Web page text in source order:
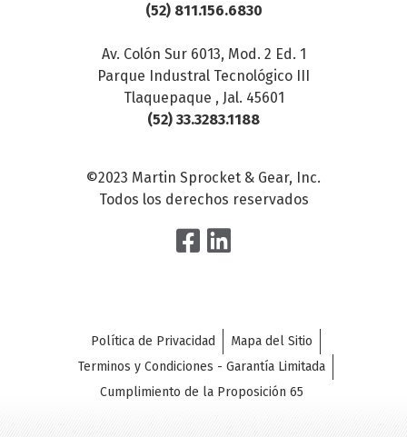
(52) 811.156.6830
Av. Colón Sur 6013, Mod. 2 Ed. 1
Parque Industral Tecnológico III
Tlaquepaque , Jal. 45601
(52) 33.3283.1188
©2023 Martin Sprocket & Gear, Inc.
Todos los derechos reservados
Política de Privacidad
Mapa del Sitio
Terminos y Condiciones - Garantía Limitada
Cumplimiento de la Proposición 65